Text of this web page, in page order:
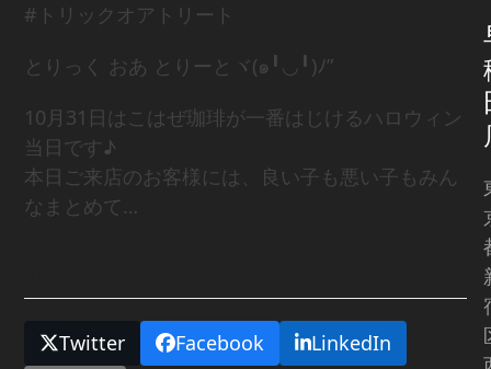
#トリックオアトリート
とりっく おあ とりーとヾ(๑╹◡╹)ﾉ”
10月31日はこはぜ珈琲が一番はじけるハロウィン
当日です♪
本日ご来店のお客様には、良い子も悪い子もみん
なまとめて…
Twitter Facebook LinkedIn